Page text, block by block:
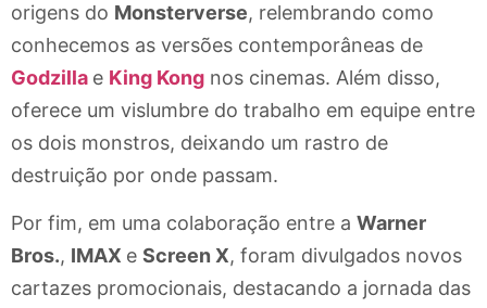
origens do Monsterverse, relembrando como
conhecemos as versões contemporâneas de
Godzilla e King Kong nos cinemas. Além disso,
oferece um vislumbre do trabalho em equipe entre
os dois monstros, deixando um rastro de
destruição por onde passam.
Por fim, em uma colaboração entre a Warner
Bros., IMAX e Screen X, foram divulgados novos
cartazes promocionais, destacando a jornada das